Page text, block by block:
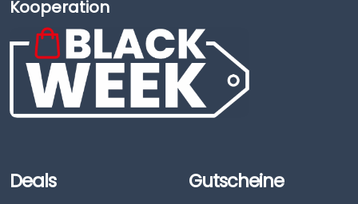
Kooperation
Deals Gutscheine